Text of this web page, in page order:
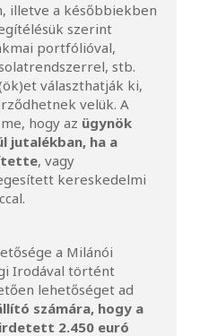
illetve a későbbiekben
szerint
portfólióval,
stb.
választhatják ki,
velük. A
hogy az ügynök
jutalékban, ha a
, vagy
kereskedelmi
a Milánói
Irodával történt
lehetőséget ad
számára, hogy a
2.450 euró